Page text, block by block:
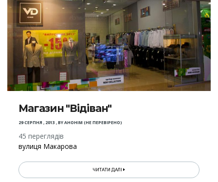
Магазин "Відіван"
29 СЕРПНЯ , 2013 ,BYАНОНІМ (НЕ ПЕРЕВІРЕНО)
45 переглядів
вулиця Макарова
ЧИТАТИ ДАЛІ